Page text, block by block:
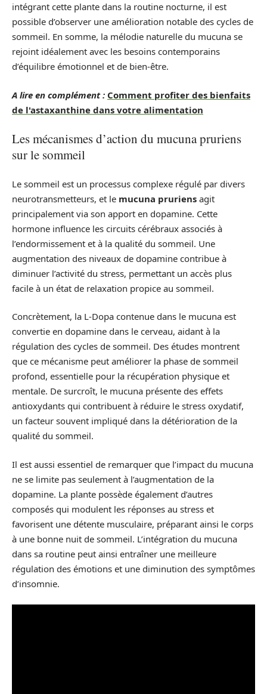
intégrant cette plante dans la routine nocturne, il est
possible d’observer une amélioration notable des cycles de
sommeil. En somme, la mélodie naturelle du mucuna se
rejoint idéalement avec les besoins contemporains
d’équilibre émotionnel et de bien-être.
A lire en complément : Comment profiter des bienfaits
de l'astaxanthine dans votre alimentation
Les mécanismes d’action du mucuna pruriens
sur le sommeil
Le sommeil est un processus complexe régulé par divers
neurotransmetteurs, et le mucuna pruriens agit
principalement via son apport en dopamine. Cette
hormone influence les circuits cérébraux associés à
l’endormissement et à la qualité du sommeil. Une
augmentation des niveaux de dopamine contribue à
diminuer l’activité du stress, permettant un accès plus
facile à un état de relaxation propice au sommeil.
Concrètement, la L-Dopa contenue dans le mucuna est
convertie en dopamine dans le cerveau, aidant à la
régulation des cycles de sommeil. Des études montrent
que ce mécanisme peut améliorer la phase de sommeil
profond, essentielle pour la récupération physique et
mentale. De surcroît, le mucuna présente des effets
antioxydants qui contribuent à réduire le stress oxydatif,
un facteur souvent impliqué dans la détérioration de la
qualité du sommeil.
Il est aussi essentiel de remarquer que l’impact du mucuna
ne se limite pas seulement à l’augmentation de la
dopamine. La plante possède également d’autres
composés qui modulent les réponses au stress et
favorisent une détente musculaire, préparant ainsi le corps
à une bonne nuit de sommeil. L’intégration du mucuna
dans sa routine peut ainsi entraîner une meilleure
régulation des émotions et une diminution des symptômes
d’insomnie.